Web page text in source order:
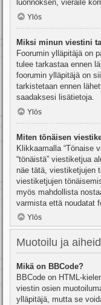
luonnoksen, vieraile
Ylös
Miksi minun viestini
Foorumin ylläpitäjä on
tulee tarkastaa ennen
foorumin ylläpitäjä on
tarkistetaan ennen
saadaksesi lisätietoja.
Ylös
Miten tönäisen
Klikkaamalla “Tönaise
“tönäistä” viestiketjua
näe tätä, viestiketjujen
viestiketjujen
myös mahdollista
varmista että noudatat
Ylös
Muotoilu ja
Mikä on BBCode?
BBCode on HTML-
viestin osien
ylläpitäjä, mutta se